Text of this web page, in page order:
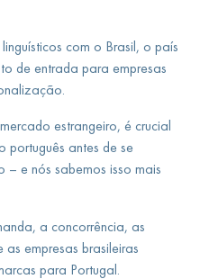
com o Brasil, o país
de entrada para empresas
estrangeiro, é crucial
português antes de se
e nós sabemos isso mais
a concorrência, as
empresas brasileiras
para Portugal.